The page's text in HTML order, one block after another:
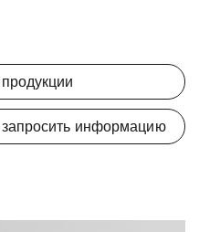
информацию